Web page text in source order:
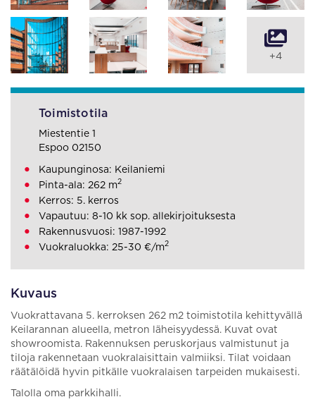
Kuvaus
Vuokrattavana 5. kerroksen 262 m2 toimistotila kehittyvällä
Keilarannan alueella, metron läheisyydessä. Kuvat ovat
showroomista. Rakennuksen peruskorjaus valmistunut ja
tiloja rakennetaan vuokralaisittain valmiiksi. Tilat voidaan
räätälöidä hyvin pitkälle vuokralaisen tarpeiden mukaisesti.
Talolla oma parkkihalli.
+4
Toimistotila
Miestentie 1
Espoo 02150
Kaupunginosa: Keilaniemi
Pinta-ala: 262 m2
Kerros: 5. kerros
Vapautuu: 8-10 kk sop. allekirjoituksesta
Rakennusvuosi: 1987-1992
Vuokraluokka: 25-30 €/m2